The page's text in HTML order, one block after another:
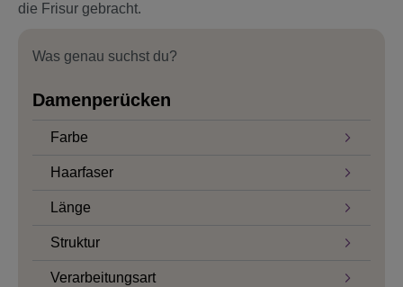
Was genau suchst du?
Damenperücken
Farbe
Haarfaser
Länge
Struktur
Verarbeitungsart
die Frisur gebracht.